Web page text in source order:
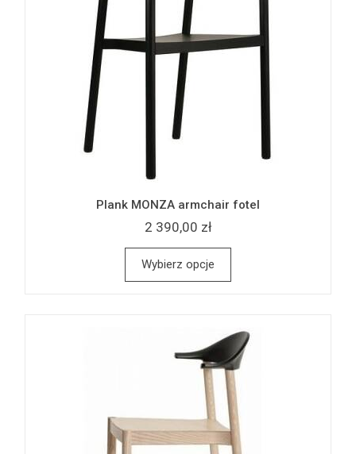
Plank MONZA armchair fotel
2 390,00 zł
Wybierz opcje